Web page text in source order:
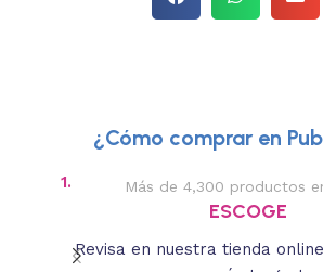
¿Cómo comprar en
1. Más de 4,300 productos
ESCOGE
Revisa en nuestra tienda